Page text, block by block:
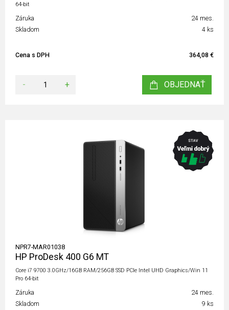
64-bit
Záruka
24 mes.
Skladom
4 ks
Cena s DPH 364,08 €
- + OBJEDNAŤ
NPR7-MAR01038
HP ProDesk 400 G6 MT
Core i7 9700 3.0GHz/16GB RAM/256GB SSD PCIe Intel UHD Graphics/Win 11
Pro 64-bit
Záruka
24 mes.
Skladom
9 ks